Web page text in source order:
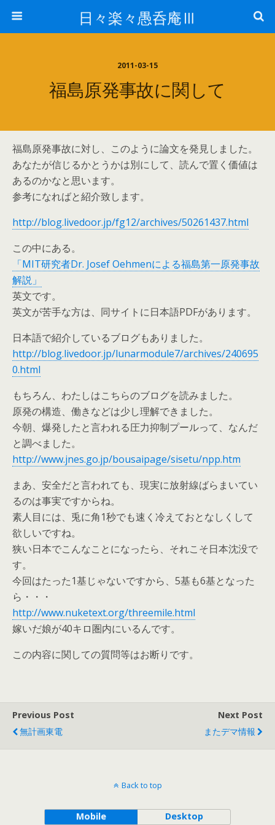
日々楽々愚呑庵Ⅲ
2011-03-15
福島原発事故に関して
福島原発事故に対し、このように論文を発見しました。
あなたが信じるかとうかは別にして、読んで置く価値は
あるのかなと思います。
参考になればと紹介致します。
http://blog.livedoor.jp/fg12/archives/50261437.html
この中にある。
「MIT研究者Dr. Josef Oehmenによる福島第一原発事故
解説」
英文です。
英文が苦手な方は、同サイトに日本語PDFがあります。
日本語で紹介しているブログもありました。
http://blog.livedoor.jp/lunarmodule7/archives/240695
0.html
もちろん、わたしはこちらのブログを読みました。
原発の構造、働きなどは少し理解できました。
今朝、爆発したと言われる圧力抑制プールって、なんだ
と調べました。
http://www.jnes.go.jp/bousaipage/sisetu/npp.htm
まあ、安全だと言われても、現実に放射線ばらまいてい
るのは事実ですからね。
素人目には、兎に角1秒でも速く冷えておとなしくして
欲しいですね。
狭い日本でこんなことになったら、それこそ日本沈没で
す。
今回はたった1基じゃないですから、5基も6基となった
ら・・・
http://www.nuketext.org/threemile.html
嫁いだ娘が40キロ圏内にいるんです。
この内容に関しての質問等はお断りです。
Previous Post
無計画東電
Next Post
またデマ情報
Back to top
Mobile Desktop